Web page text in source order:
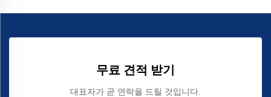
무료 견적 받기
대표자가 곧 연락을 드릴 것입니다.